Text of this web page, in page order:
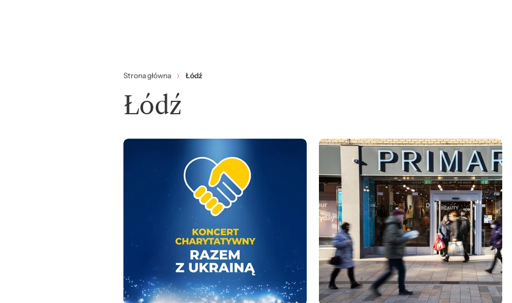
Strona główna Łódź
Łódź